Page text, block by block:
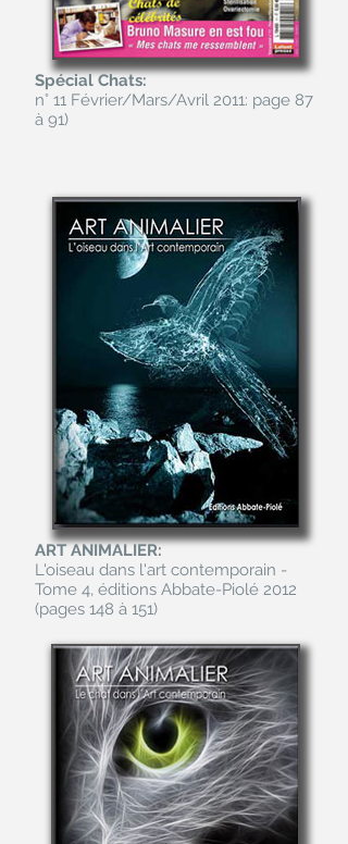
Spécial Chats:
n° 11 Février/Mars/Avril 2011: page 87
à 91)
ART ANIMALIER:
L'oiseau dans l'art contemporain -
Tome 4, éditions Abbate-Piolé 2012
(pages 148 à 151)